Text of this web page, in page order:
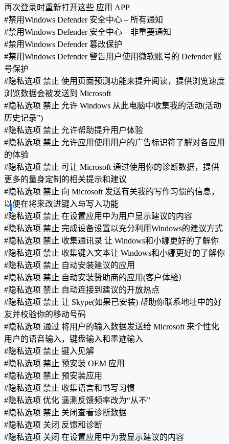
再次登录时重新打开这些 应用 APP
#禁用Windows Defender 安全中心 – 所有通知
#禁用Windows Defender 安全中心 – 非重要通知
#禁用Windows Defender 篡改保护
#禁用Windows Defender 警告用户使用微软账号的 Defender 账
号保护
#隐私选项 禁止 使用页面预测功能来提升阅读，提供浏览速度
浏览数据会被发送到 Microsoft
#隐私选项 禁止 允许 Windows 从此电脑中收集我的活动(活动
历史记录”)
#隐私选项 禁止 允许帮助提升用户体验
#隐私选项 禁止 允许应用使用用户的广告标识符了解对各应用
的体验
#隐私选项 禁止 可让 Microsoft 通过使用你的诊断数据，提供
更多的量身定制的相关提示和建议
#隐私选项 禁止 向 Microsoft 发送有关我的写作习惯的信息，
以便在将来改进键入与写入功能
#隐私选项 禁止 在设置应用中为用户显示建议的内容
#隐私选项 禁止 完成设备设置以充分利用Windows的建议方式
#隐私选项 禁止 收集通讯录 让 Windows和小娜更好的了解你
#隐私选项 禁止 收集键入文本让 Windows和小娜更好的了解你
#隐私选项 禁止 自动安装建议的应用
#隐私选项 禁止 自动安装赞助商的应用(客户体验）
#隐私选项 禁止 自动连接到建议的开放热点
#隐私选项 禁止 让 Skype(如果已安装) 帮助你联系地址中的好
友并校验你的移动号码
#隐私选项 通过 将用户的输入数据发送给 Microsoft 来个性化
用户的语音输入，键盘输入和墨迹输入
#隐私选项 禁止 键入见解
#隐私选项 禁止 预安装 OEM 应用
#隐私选项 禁止 预安装应用
#隐私选项 禁止 收集语言和书写习惯
#隐私选项 优化 遥测反馈频率改为“从不”
#隐私选项 禁止 关闭查看诊断数据
#隐私选项 关闭 反馈和诊断
#隐私选项 关闭 在设置应用中为我显示建议的内容